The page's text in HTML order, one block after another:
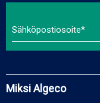
Miksi Algeco